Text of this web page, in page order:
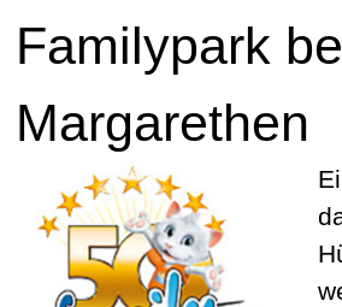
Familypark
Margarethen